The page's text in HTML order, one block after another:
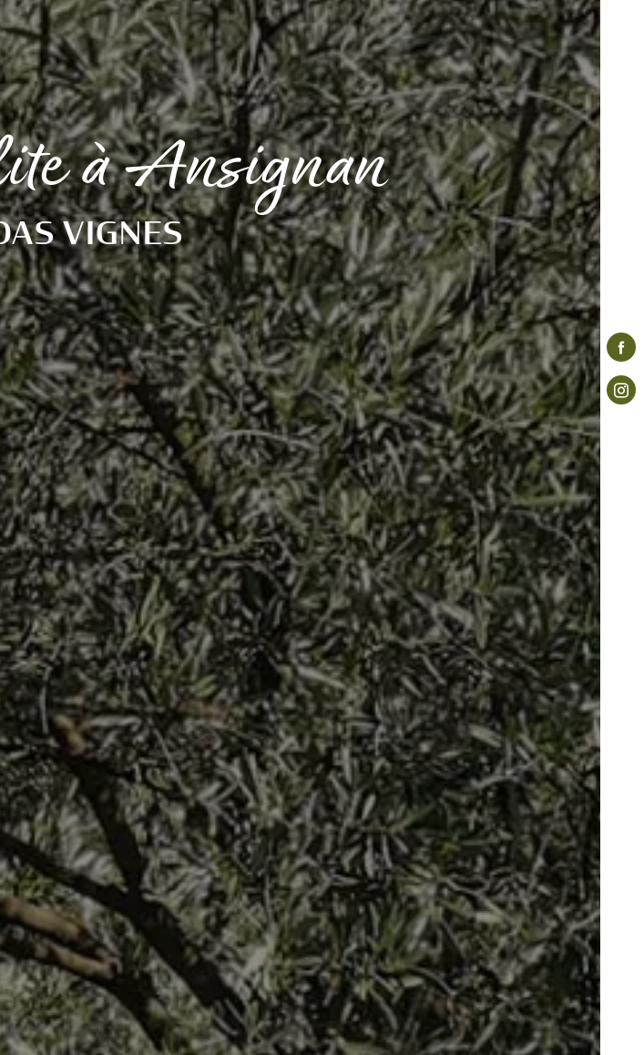
à Ansignan
VIGNES